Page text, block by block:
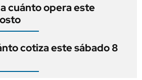
cuánto opera este
cotiza este sábado 8